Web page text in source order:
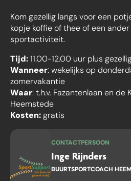
Kom gezellig langs voor een
kopje koffie of thee of een
sportactiviteit.
Tijd:11.00-12.00 uur plus
Wanneer: wekelijks op
zomervakantie
Waar: t.h.v. Fazantenlaan en de
Heemstede
Kosten:gratis
CONTACTPERSOON
Inge Rijnders
BUURTSPORTCOACH